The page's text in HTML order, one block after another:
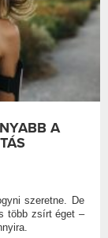
A
szeretne. De
több zsírt éget –